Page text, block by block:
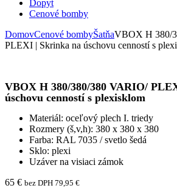
Dopyt
Cenové bomby
DomovCenové bombyŠatňaVBOX H 380/
PLEXI | Skrinka na úschovu cenností s
VBOX H 380/380/380 VARIO/
úschovu cenností s plexisklom
Materiál: oceľový plech I. triedy
Rozmery (š,v,h): 380 x 380 x 380
Farba: RAL 7035 / svetlo šedá
Sklo: plexi
Uzáver na visiaci zámok
65 € bez DPH 79,95 €